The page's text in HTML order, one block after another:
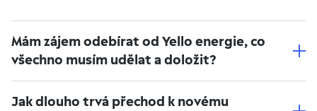
Mám zájem odebírat od Yello energie, co
všechno musím udělat a doložit?
Jak dlouho trvá přechod k novému